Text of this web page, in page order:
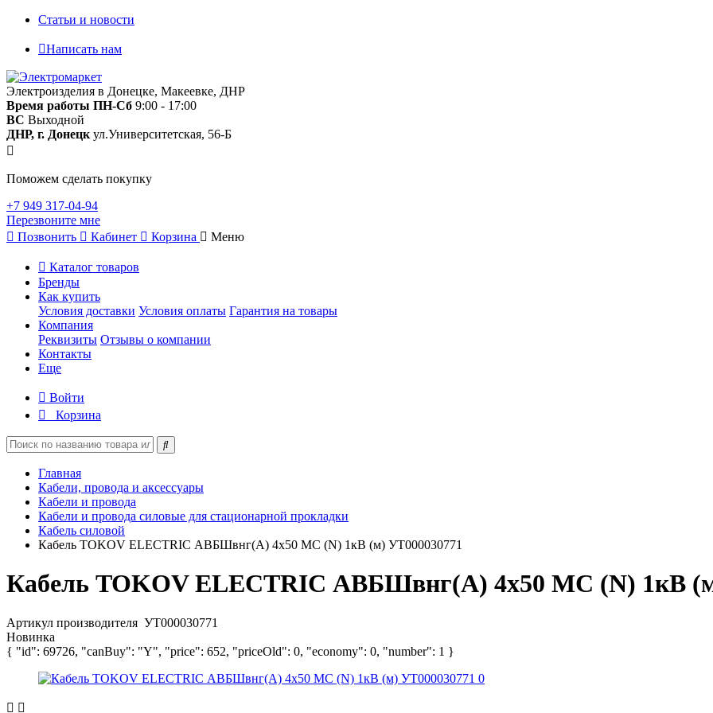
Статьи и новости
Написать нам
Электроизделия в Донецке, Макеевке, ДНР
Время работы ПН-Сб 9:00 - 17:00
ВС Выходной
ДНР, г. Донецк ул.Университетская, 56-Б
Поможем сделать покупку
+7 949 317-04-94
Перезвоните мне
Позвонить
Кабинет Корзина Меню
Каталог товаров
Бренды
Как купить
Условия доставки Условия оплаты Гарантия на товары
Компания
Реквизиты Отзывы о компании
Контакты
Еще
Войти
Корзина
Главная
Кабели, провода и аксессуары
Кабели и провода
Кабели и провода силовые для стационарной прокладки
Кабель силовой
Кабель TOKOV ELECTRIC АВБШвнг(А) 4х50 МС (N) 1кВ (м) УТ000030771
Кабель TOKOV ELECTRIC АВБШвнг(А) 4х50 МС (N) 1кВ
Артикул производителя УТ000030771
Новинка
{ "id": 69726, "canBuy": "Y", "price": 652, "priceOld": 0, "economy": 0, "number": 1 }